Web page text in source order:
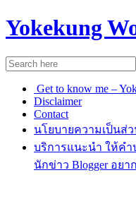
Yokekung
Get to know me –
Disclaimer
Contact
นโยบายความเป็นส่
บริการแนะนำ ให้คำ
นักข่าว Blogger อยา